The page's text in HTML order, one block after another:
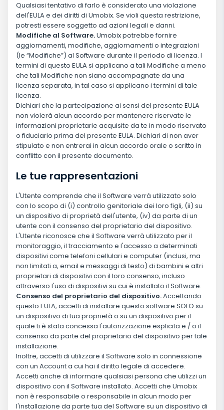
Qualsiasi tentativo di farlo è considerato una violazione
dell'EULA e dei diritti di Umobix. Se violi questa restrizione,
potresti essere soggetto ad azioni legali e danni.
Modifiche al Software.Umobix potrebbe fornire
aggiornamenti, modifiche, aggiornamenti o integrazioni
(le “Modifiche”) al Software durante il periodo di licenza. I
termini di questo EULA si applicano a tali Modifiche a meno
che tali Modifiche non siano accompagnate da una
licenza separata, in tal caso si applicano i termini di tale
licenza.
Dichiari che la partecipazione ai sensi del presente EULA
non violerà alcun accordo per mantenere riservate le
informazioni proprietarie acquisite da te in modo riservato
o fiduciario prima del presente EULA. Dichiari di non aver
stipulato e non entrerai in alcun accordo orale o scritto in
conflitto con il presente documento.
Le tue rappresentazioni
L'Utente comprende che il Software verrà utilizzato solo
con lo scopo di (i) controllo genitoriale dei loro figli, (ii) su
un dispositivo di proprietà dell'utente, (iv) da parte di un
utente con il consenso del proprietario del dispositivo.
L'Utente riconosce che il Software verrà utilizzato per il
monitoraggio, il tracciamento e l'accesso a determinati
dispositivi come telefoni cellulari e computer (inclusi, ma
non limitati a, email e messaggi di testo) di bambini e altri
proprietari di dispositivi con il loro consenso, incluso
attraverso l'uso di dispositivi su cui è installato il Software.
Consenso del proprietario del dispositivo.Accettando
questo EULA, accetti di installare questo software SOLO su
un dispositivo di tua proprietà o su un dispositivo per il
quale ti è stata concessa l'autorizzazione esplicita e / o il
consenso da parte del proprietario del dispositivo per tale
installazione.
Inoltre, accetti di utilizzare il Software solo in connessione
con un Account a cui hai il diritto legale di accedere.
Accetti anche di informare qualsiasi persona che utilizzi un
dispositivo con il Software installato. Accetti che Umobix
non è responsabile o responsabile in alcun modo per
l'installazione da parte tua del Software su un dispositivo di